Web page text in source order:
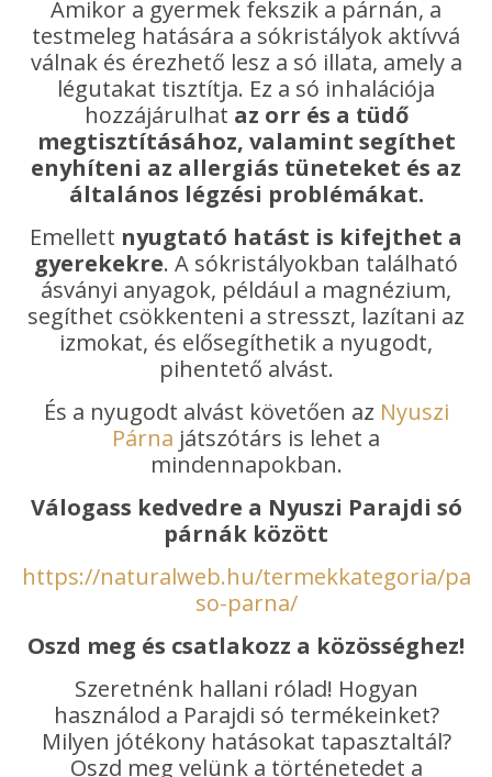
Amikor a gyermek fekszik a párnán, a
testmeleg hatására a sókristályok aktívvá
válnak és érezhető lesz a só illata, amely a
légutakat tisztítja. Ez a só inhalációja
hozzájárulhat az orr és a tüdő
megtisztításához, valamint segíthet
enyhíteni az allergiás tüneteket és az
általános légzési problémákat.
Emellett nyugtató hatást is kifejthet a
gyerekekre. A sókristályokban található
ásványi anyagok, például a magnézium,
segíthet csökkenteni a stresszt, lazítani az
izmokat, és elősegíthetik a nyugodt,
pihentető alvást.
És a nyugodt alvást követően az Nyuszi
Párna játszótárs is lehet a
mindennapokban.
Válogass kedvedre a Nyuszi Parajdi só
párnák között
https://naturalweb.hu/termekkategoria/
so-parna/
Oszd meg és csatlakozz a közösséghez!
Szeretnénk hallani rólad! Hogyan
használod a Parajdi só termékeinket?
Milyen jótékony hatásokat tapasztaltál?
Oszd meg velünk a történetedet a